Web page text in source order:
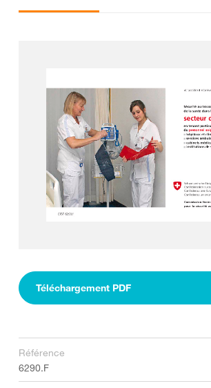
Téléchargement PDF
Référence
6290.F